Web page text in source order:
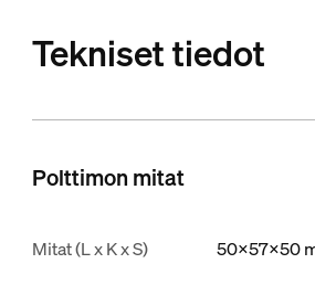
Tekniset tiedot
Polttimon mitat
Mitat (L x K x S) 50x57x50